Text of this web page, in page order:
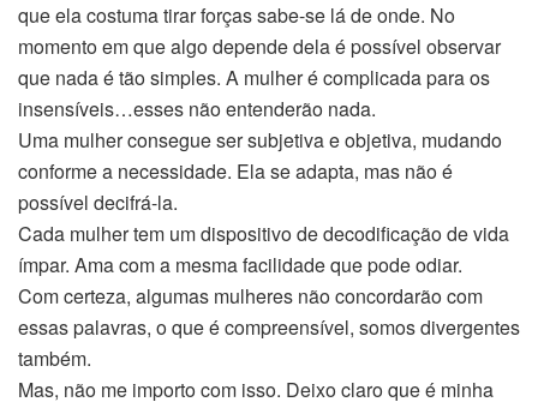
que ela costuma tirar forças sabe-se lá de onde. No
momento em que algo depende dela é possível observar
que nada é tão simples. A mulher é complicada para os
insensíveis…esses não entenderão nada.
Uma mulher consegue ser subjetiva e objetiva, mudando
conforme a necessidade. Ela se adapta, mas não é
possível decifrá-la.
Cada mulher tem um dispositivo de decodificação de vida
ímpar. Ama com a mesma facilidade que pode odiar.
Com certeza, algumas mulheres não concordarão com
essas palavras, o que é compreensível, somos divergentes
também.
Mas, não me importo com isso. Deixo claro que é minha